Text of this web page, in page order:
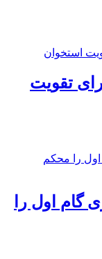
تقویت
گام اول را